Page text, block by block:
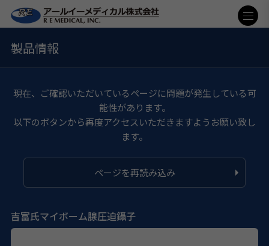
製品情報
現在、ご確認いただいているページに問題が発生している可
能性があります。
以下のボタンから再度アクセスいただきますようお願い致し
ます。
ページを再読み込み
吉富氏マイボーム腺圧迫鑷子